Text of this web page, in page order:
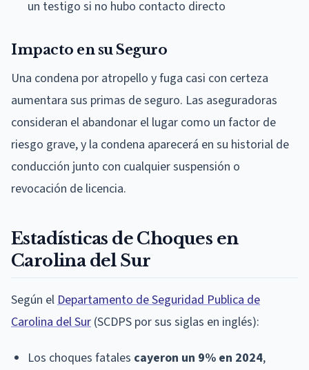
un testigo si no hubo contacto directo
Impacto en su Seguro
Una condena por atropello y fuga casi con certeza
aumentara sus primas de seguro. Las aseguradoras
consideran el abandonar el lugar como un factor de
riesgo grave, y la condena aparecerá en su historial de
conducción junto con cualquier suspensión o
revocación de licencia.
Estadísticas de Choques en
Carolina del Sur
Según el Departamento de Seguridad Publica de
Carolina del Sur (SCDPS por sus siglas en inglés):
Los choques fatales cayeron un 9% en 2024,